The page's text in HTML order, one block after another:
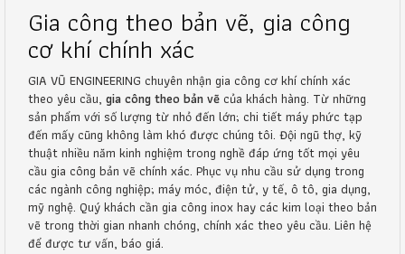
Gia công theo bản vẽ, gia công
cơ khí chính xác
GIA VŨ ENGINEERING chuyên nhận gia công cơ khí chính xác
theo yêu cầu, gia công theo bản vẽcủa khách hàng. Từ những
sản phẩm với số lượng từ nhỏ đến lớn; chi tiết máy phức tạp
đến mấy cũng không làm khó được chúng tôi. Đội ngũ thợ, kỹ
thuật nhiều năm kinh nghiệm trong nghề đáp ứng tốt mọi yêu
cầu gia công bản vẽ chính xác. Phục vụ nhu cầu sử dụng trong
các ngành công nghiệp; máy móc, điện tử, y tế, ô tô, gia dụng,
mỹ nghệ. Quý khách cần gia công inox hay các kim loại theo bản
vẽ trong thời gian nhanh chóng, chính xác theo yêu cầu. Liên hệ
để được tư vấn, báo giá.